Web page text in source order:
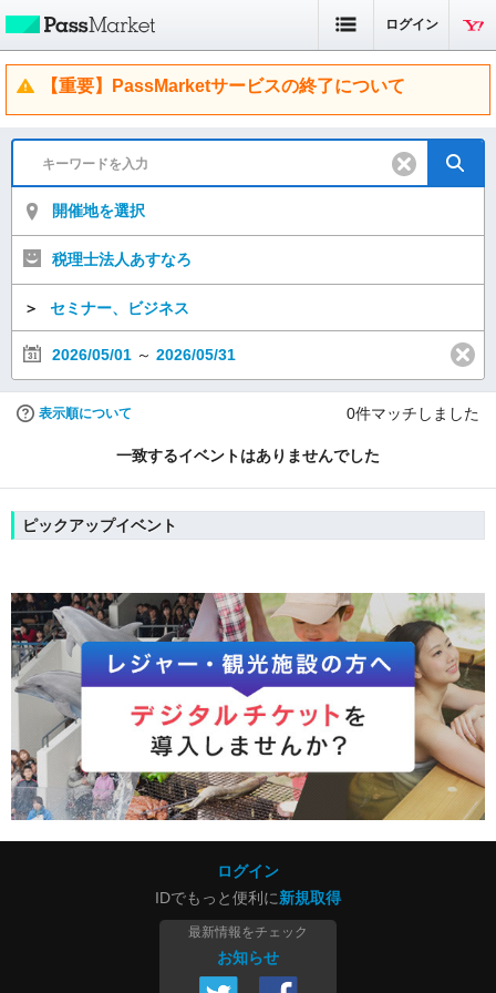
ログイン
【重要】PassMarketサービスの終了について
開催地を選択
税理士法人あすなろ
＞ セミナー、ビジネス
2026/05/01 ～ 2026/05/31
表示順について 0件マッチしました
一致するイベントはありませんでした
ピックアップイベント
ログイン
IDでもっと便利に新規取得
最新情報をチェック
お知らせ